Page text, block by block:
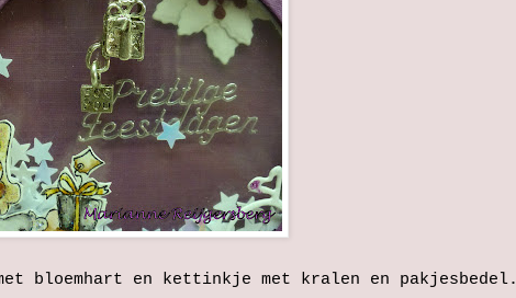
bloemhart en kettinkje met kralen en pakjesbedel.